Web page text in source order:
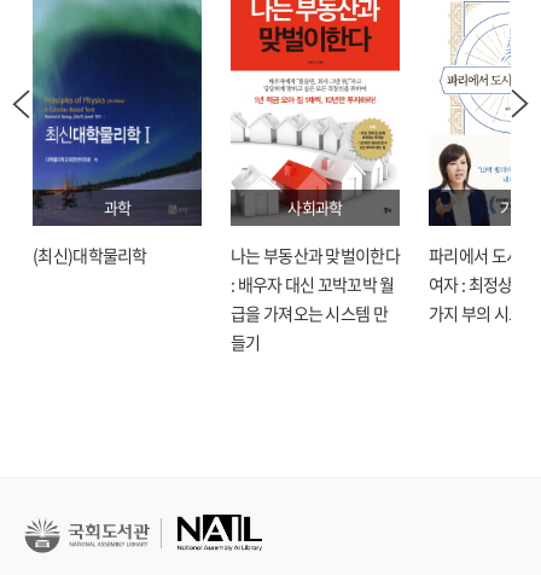
과학
(최신)대학물리학
사회과학
나는 부동산과 맞벌이한다
: 배우자 대신 꼬박꼬박 월
급을 가져오는 시스템 만
들기
기술
파리에서 도시락
여자 : 최정상으
가지 부의 시크릿